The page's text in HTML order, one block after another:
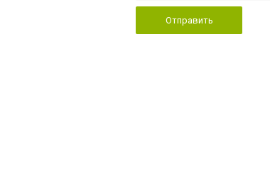
Отправить